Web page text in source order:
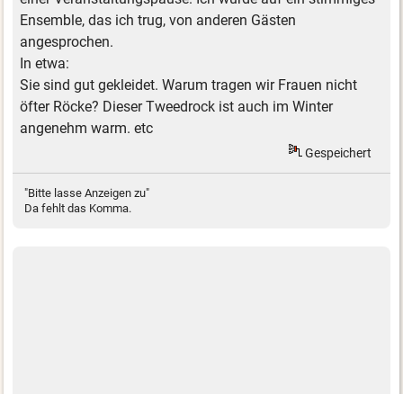
Ensemble, das ich trug, von anderen Gästen
angesprochen.
In etwa:
Sie sind gut gekleidet. Warum tragen wir Frauen nicht
öfter Röcke? Dieser Tweedrock ist auch im Winter
angenehm warm. etc
Gespeichert
"Bitte lasse Anzeigen zu"
Da fehlt das Komma.